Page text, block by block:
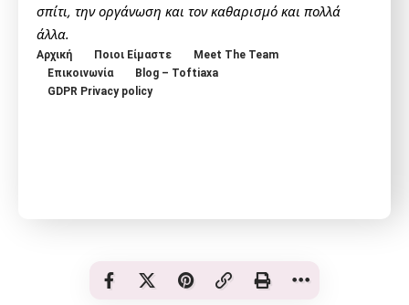
σπίτι, την οργάνωση και τον καθαρισμό και πολλά
άλλα.
Αρχική Ποιοι Είμαστε
Meet The Team
Επικοινωνία
Blog – Toftiaxa
GDPR Privacy policy
© Toftiaxa 2025